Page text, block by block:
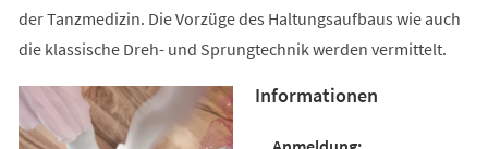
der Tanzmedizin. Die Vorzüge des Haltungsaufbaus wie auch
die klassische Dreh- und Sprungtechnik werden vermittelt.
Informationen